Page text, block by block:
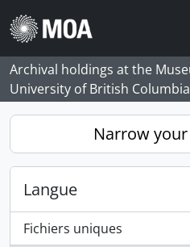
Skip to main content
Archival holdings at the
University of British Columbia
Narrow
Langue
Fichiers uniques
, 1 résultats